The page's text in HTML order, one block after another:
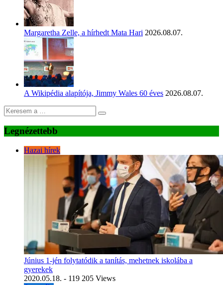
Margaretha Zelle, a hírhedt Mata Hari 2026.08.07.
A Wikipédia alapítója, Jimmy Wales 60 éves 2026.08.07.
Legnézettebb
Hazai hírek
Június 1-jén folytatódik a tanítás, mehetnek iskolába a
gyerekek
2020.05.18. - 119 205 Views